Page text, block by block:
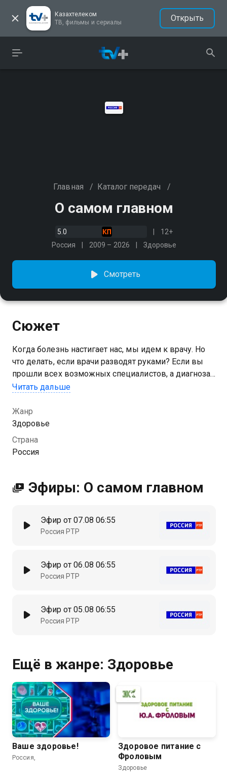
Казахтелеком
ТВ, фильмы и сериалы
Открыть
Главная / Каталог передач /
О самом главном
5.0
12+
Россия
2009 – 2026 Здоровье
Смотреть
Сюжет
Когда болезнь настигает нас, мы идем к врачу. Но
что делать, если врачи разводят руками? Если вы
прошли всех возможных специалистов, а диагноза
так и нет? И никто не знает, чем вы больны… В этих
Читать дальше
Жанр
Здоровье
Страна
Россия
Эфиры: О самом главном
Эфир от 07.08 06:55
Россия РТР
Эфир от 06.08 06:55
Россия РТР
Эфир от 05.08 06:55
Россия РТР
Ещё в жанре: Здоровье
Ваше здоровье!
Россия,
Здоровое питание с
Фроловым
Здоровье